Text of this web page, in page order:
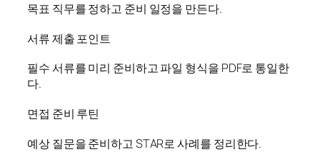
목표 직무를 정하고 준비 일정을 만든다.
서류 제출 포인트
필수 서류를 미리 준비하고 파일 형식을 PDF로 통일한
다.
면접 준비 루틴
예상 질문을 준비하고 STAR로 사례를 정리한다.